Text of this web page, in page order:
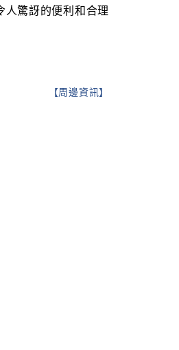
人驚訝的便利和合理
【周邊資訊】